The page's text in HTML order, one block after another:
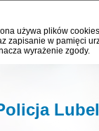
używa plików
zapisanie w pamięci
wyrażenie zgody.